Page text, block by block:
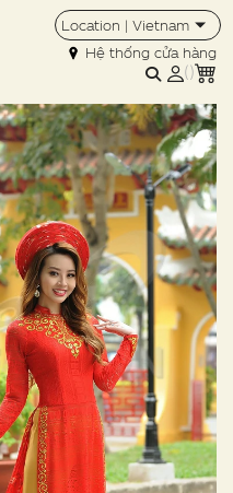
Location | Vietnam
Hệ thống cửa hàng
()